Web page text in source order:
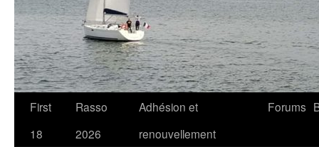
First
18
Rasso
2026
Adhésion et
renouvellement
Forums